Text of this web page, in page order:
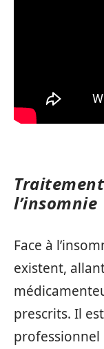
l’insomnie
Face à
existent,
prescrits. Il
professionnel